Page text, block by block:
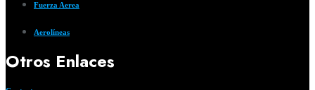
Fuerza Aerea
Aerolíneas
Otros Enlaces